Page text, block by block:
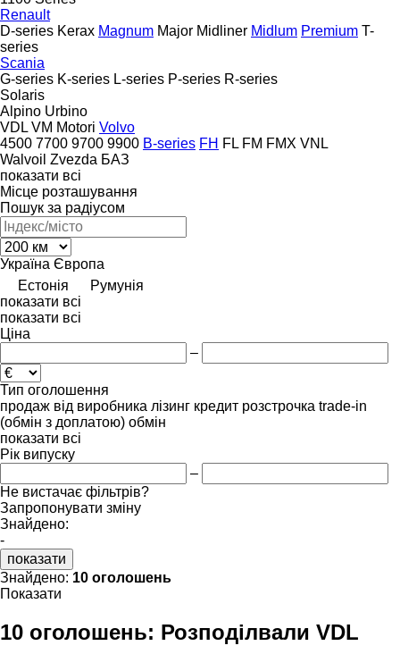
Renault
D-series Kerax Magnum Major Midliner Midlum Premium T-
series
Scania
G-series K-series L-series P-series R-series
Solaris
Alpino Urbino
VDL VM Motori Volvo
4500 7700 9700 9900 B-series FH FL FM FMX VNL
Walvoil Zvezda БАЗ
показати всі
Місце розташування
Пошук за радіусом
Україна Європа
Естонія
Румунія
показати всі
показати всі
Ціна
–
Тип оголошення
продаж від виробника лізинг кредит розстрочка trade-in
(обмін з доплатою) обмін
показати всі
Рік випуску
–
Не вистачає фільтрів?
Запропонувати зміну
Знайдено:
-
показати
Знайдено: 10 оголошень
Показати
10 оголошень: Розподілвали VDL